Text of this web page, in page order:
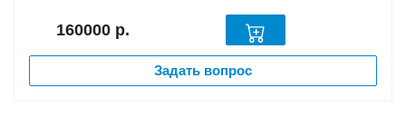
160000 р.
Задать вопрос